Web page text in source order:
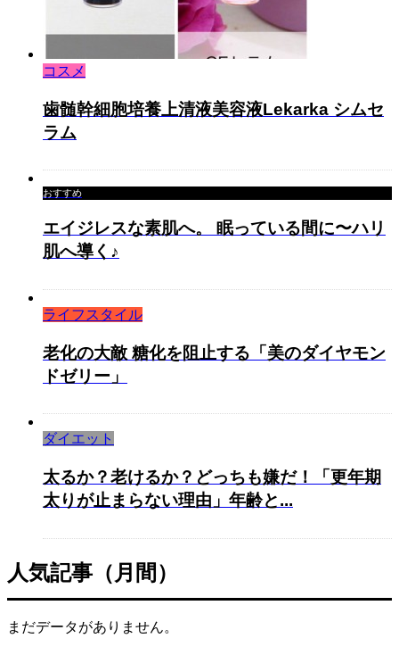
コスメ
歯髄幹細胞培養上清液美容液Lekarka シムセ
ラム
おすすめ
エイジレスな素肌へ。 眠っている間に〜ハリ
肌へ導く♪
ライフスタイル
老化の大敵 糖化を阻止する「美のダイヤモン
ドゼリー」
ダイエット
太るか？老けるか？どっちも嫌だ！「更年期
太りが止まらない理由」年齢と...
人気記事（月間）
まだデータがありません。